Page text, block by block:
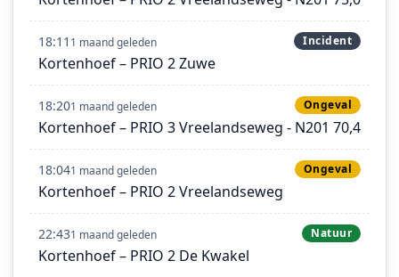
18:11 1 maand geleden Incident
Kortenhoef – PRIO 2 Zuwe
18:201 maand geleden Ongeval
Kortenhoef – PRIO 3 Vreelandseweg - N201 70,4
18:041 maand geleden Ongeval
Kortenhoef – PRIO 2 Vreelandseweg
22:431 maand geleden Natuur
Kortenhoef – PRIO 2 De Kwakel